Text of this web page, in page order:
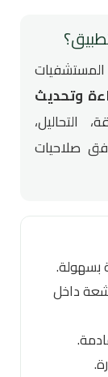
وتحديث
التحاليل،
صلاحيات
بسهولة.
داخل